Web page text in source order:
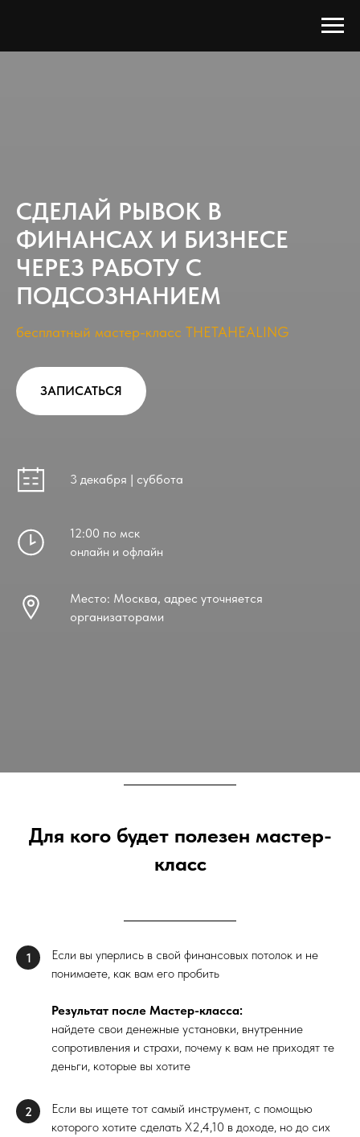
СДЕЛАЙ РЫВОК В
ФИНАНСАХ И БИЗНЕСЕ
ЧЕРЕЗ РАБОТУ С
ПОДСОЗНАНИЕМ
бесплатный мастер-класс THETAHEALING
ЗАПИСАТЬСЯ
3 декабря | суббота
12:00 по мск
онлайн и офлайн
Место: Москва, адрес уточняется
организаторами
Для кого будет полезен мастер-
класс
1
Если вы уперлись в свой финансовых потолок и не
понимаете, как вам его пробить
Результат после Мастер-класса:
найдете свои денежные установки, внутренние
сопротивления и страхи, почему к вам не приходят те
деньги, которые вы хотите
2
Если вы ищете тот самый инструмент, с помощью
которого хотите сделать Х2,4,10 в доходе, но до сих